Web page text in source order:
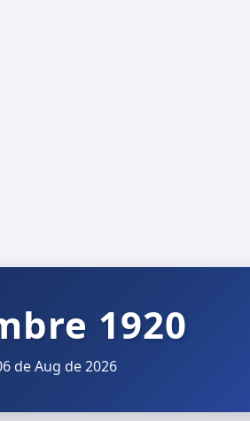
1920
de Aug de 2026